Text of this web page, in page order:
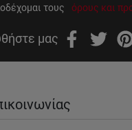
τους όρους και
μας